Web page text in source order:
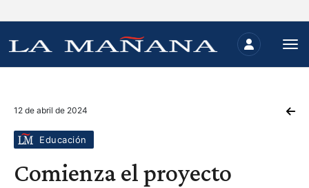
12 de abril de 2024
Educación
Comienza el proyecto